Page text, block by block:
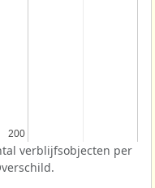
200
200
verblijfsobjecten per